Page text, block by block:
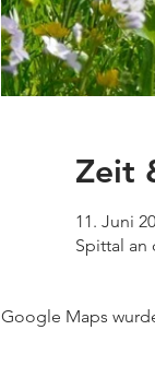
Zeit
11. Juni
Spittal an
Google Maps